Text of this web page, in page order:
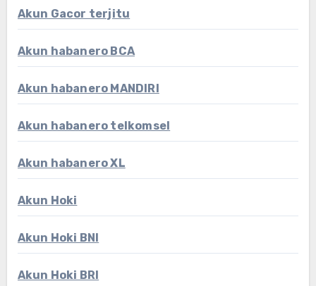
Akun Gacor terjitu
Akun habanero BCA
Akun habanero MANDIRI
Akun habanero telkomsel
Akun habanero XL
Akun Hoki
Akun Hoki BNI
Akun Hoki BRI